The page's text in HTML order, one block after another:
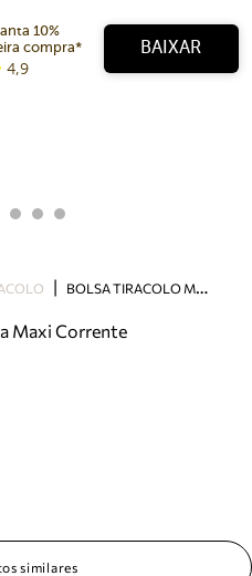
devoluções e mais.
e solicite devoluções.
10%
compra*
4,9
BAIXAR
B
OLSA TIRACOLO MARROM PEQUENA MAXI CORRENTE
Maxi Corrente
similares